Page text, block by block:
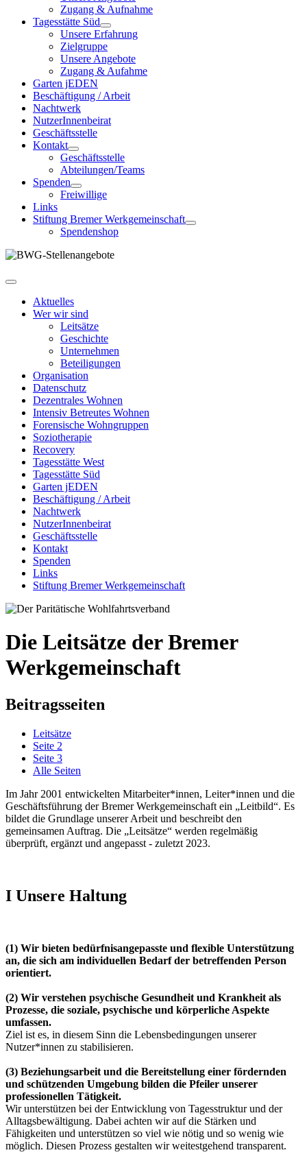
Zugang & Aufnahme
Tagesstätte Süd
Unsere Erfahrung
Zielgruppe
Unsere Angebote
Zugang & Aufahme
Garten jEDEN
Beschäftigung / Arbeit
Nachtwerk
NutzerInnenbeirat
Geschäftsstelle
Kontakt
Geschäftsstelle
Abteilungen/Teams
Spenden
Freiwillige
Links
Stiftung Bremer Werkgemeinschaft
Spendenshop
Aktuelles
Wer wir sind
Leitsätze
Geschichte
Unternehmen
Beteiligungen
Organisation
Datenschutz
Dezentrales Wohnen
Intensiv Betreutes Wohnen
Forensische Wohngruppen
Soziotherapie
Recovery
Tagesstätte West
Tagesstätte Süd
Garten jEDEN
Beschäftigung / Arbeit
Nachtwerk
NutzerInnenbeirat
Geschäftsstelle
Kontakt
Spenden
Links
Stiftung Bremer Werkgemeinschaft
Die Leitsätze der Bremer
Werkgemeinschaft
Beitragsseiten
Leitsätze
Seite 2
Seite 3
Alle Seiten
Im Jahr 2001 entwickelten Mitarbeiter*innen, Leiter*innen und die
Geschäftsführung der Bremer Werkgemeinschaft ein „Leitbild“. Es
bildet die Grundlage unserer Arbeit und beschreibt den
gemeinsamen Auftrag. Die „Leitsätze“ werden regelmäßig
überprüft, ergänzt und angepasst - zuletzt 2023.
I Unsere Haltung
(1) Wir bieten bedürfnisangepasste und flexible Unterstützung
an, die sich am individuellen Bedarf der betreffenden Person
orientiert.
(2) Wir verstehen psychische Gesundheit und Krankheit als
Prozesse, die soziale, psychische und körperliche Aspekte
umfassen.
Ziel ist es, in diesem Sinn die Lebensbedingungen unserer
Nutzer*innen zu stabilisieren.
(3) Beziehungsarbeit und die Bereitstellung einer fördernden
und schützenden Umgebung bilden die Pfeiler unserer
professionellen Tätigkeit.
Wir unterstützen bei der Entwicklung von Tagesstruktur und der
Alltagsbewältigung. Dabei achten wir auf die Stärken und
Fähigkeiten und unterstützen so viel wie nötig und so wenig wie
möglich. Diesen Prozess gestalten wir weitestgehend transparent.